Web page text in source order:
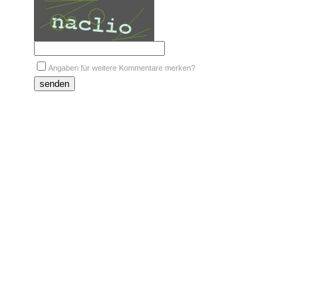
Angaben für weitere Kommentare merken?